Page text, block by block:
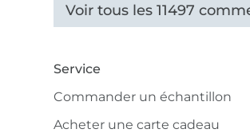
Voir tous les 11497
Service
Commander un échantillon
Acheter une carte cadeau